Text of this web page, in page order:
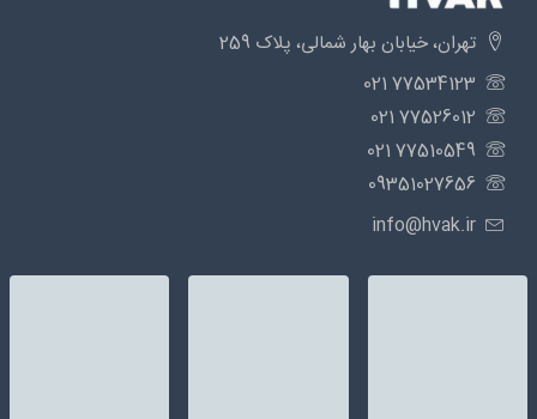
تهران، خیابان بهار شمالی، پلاک 259
77534123 021
77526012 021
77510549 021
09351027656
info@hvak.ir